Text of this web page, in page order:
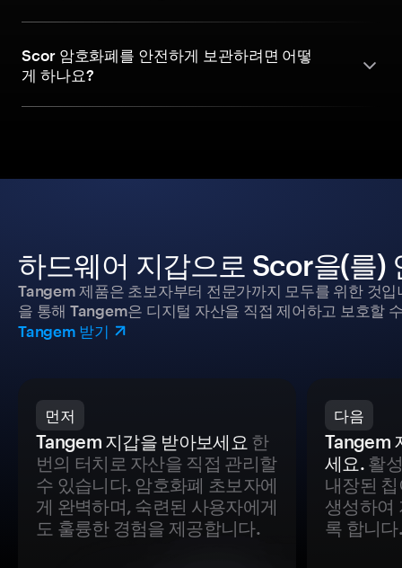
Scor 암호화폐를 안전하게 보관하려면 어떻
게 하나요?
하드웨어 지갑으로 Scor을(를)
Tangem 제품은 초보자부터 전문가까지 모두를 위한 것
을 통해 Tangem은 디지털 자산을 직접 제어하고 보호할
Tangem 받기
먼저
Tangem 지갑을 받아보세요 한
번의 터치로 자산을 직접 관리할
수 있습니다. 암호화폐 초보자에
게 완벽하며, 숙련된 사용자에게
도 훌륭한 경험을 제공합니다.
다음
Tangem
세요.활
내장된
생성하여
록 합니다.